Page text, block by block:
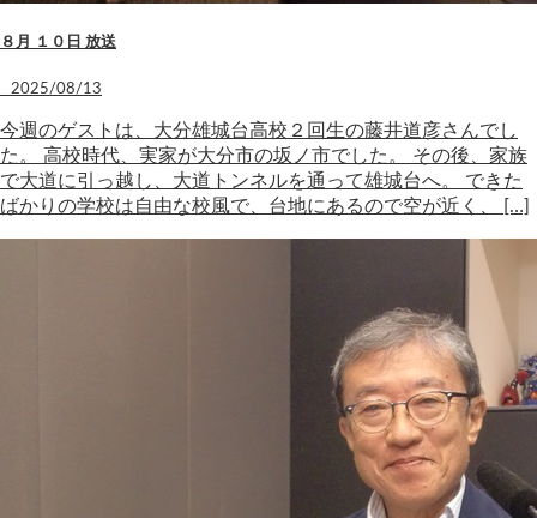
８月 １０日 放送
2025/08/13
今週のゲストは、大分雄城台高校２回生の藤井道彦さんでし
た。 高校時代、実家が大分市の坂ノ市でした。 その後、家族
で大道に引っ越し、大道トンネルを通って雄城台へ。 できた
ばかりの学校は自由な校風で、台地にあるので空が近く、 […]